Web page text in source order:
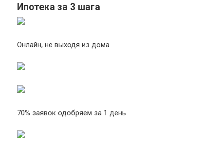
Ипотека за 3 шага
Онлайн, не выходя из дома
70% заявок одобряем за 1 день